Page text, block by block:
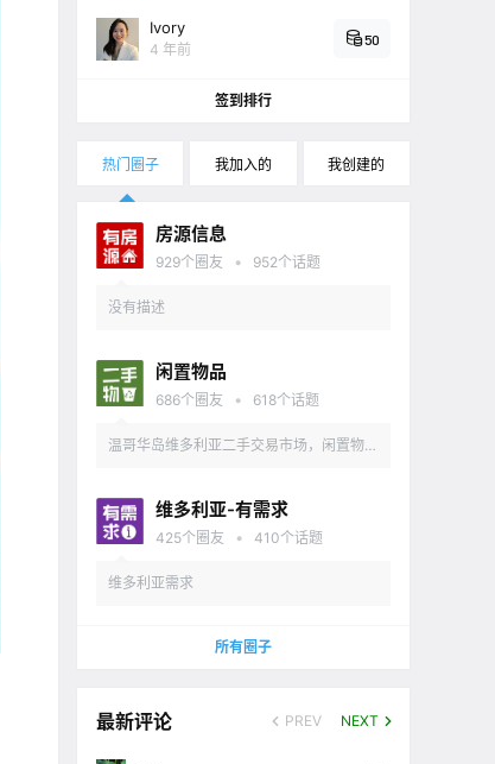
Ivory
4 年前
50
签到排行
热门圈子 我加入的 我创建的
房源信息
929个圈友 • 952个话题
没有描述
闲置物品
686个圈友 • 618个话题
温哥华岛维多利亚二手交易市场，闲置物品
维多利亚-有需求
425个圈友 • 410个话题
维多利亚需求
所有圈子
最新评论 PREV NEXT